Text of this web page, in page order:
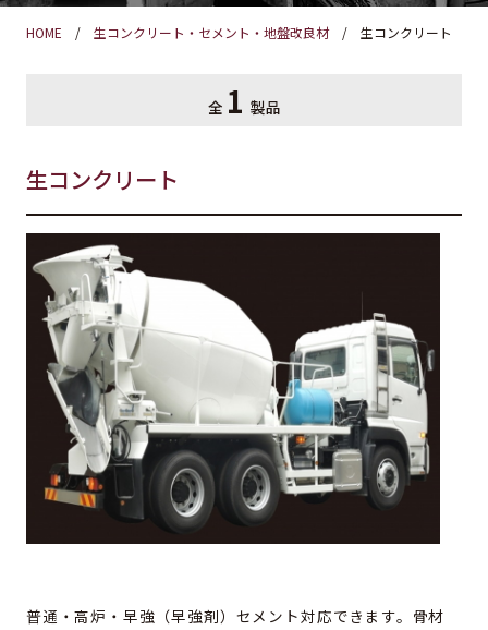
HOME 生コンクリート・セメント・地盤改良材 生コンクリート
全 1 製品
生コンクリート
普通・高炉・早強（早強剤）セメント対応できます。骨材